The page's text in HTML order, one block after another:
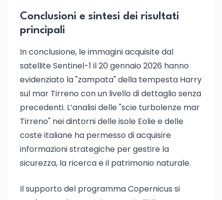
Conclusioni e sintesi dei risultati
principali
In conclusione, le immagini acquisite dal
satellite Sentinel-1 il 20 gennaio 2026 hanno
evidenziato la "zampata" della tempesta Harry
sul mar Tirreno con un livello di dettaglio senza
precedenti. L’analisi delle "scie turbolenze mar
Tirreno" nei dintorni delle isole Eolie e delle
coste italiane ha permesso di acquisire
informazioni strategiche per gestire la
sicurezza, la ricerca e il patrimonio naturale.
Il supporto del programma Copernicus si